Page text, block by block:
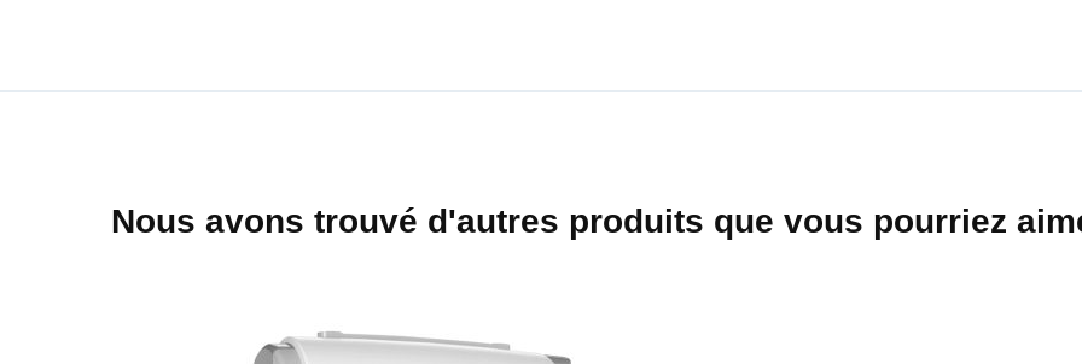
Galerie
Nous avons trouvé d'autres produits que vous pourriez